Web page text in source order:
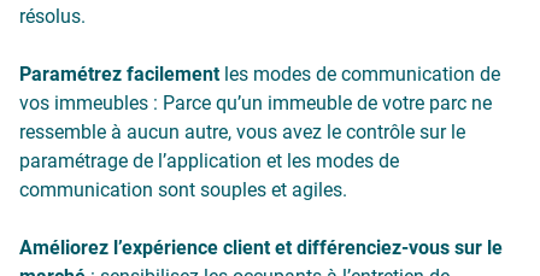
résolus.
Paramétrez facilementles modes de communication de
vos immeubles : Parce qu’un immeuble de votre parc ne
ressemble à aucun autre, vous avez le contrôle sur le
paramétrage de l’application et les modes de
communication sont souples et agiles.
Améliorez l’expérience client et différenciez-vous sur le